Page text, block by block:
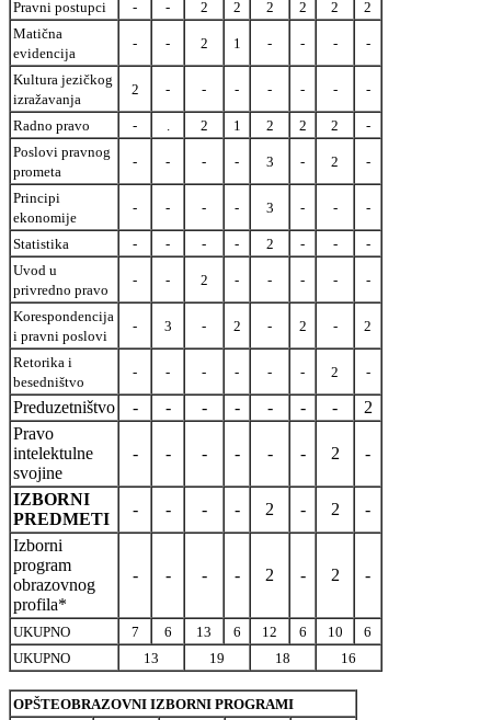
Pravni postupci - - 2 2 2 2 2
2
Matična
evidencija
- - 2 1 - - - -
Kultura jezičkog
izražavanja
2 - - - - - - -
Radno pravo - 2 1 2 2 2
-
Poslovi pravnog
prometa
- - - - 3 - 2 -
Principi
ekonomije
- - - - 3 - - -
Statistika - - - - 2 - -
-
Uvod u
privredno pravo
- - 2 - - - - -
Korespondencija
i pravni poslovi
- 3 - 2 - 2 - 2
Retorika i
besedništvo
- - - - - - 2 -
Preduzetništvo - - - - - - -
2
Pravo
intelektulne
svojine
- - - - - - 2 -
IZBORNI
PREDMETI
- - - - 2 - 2
-
Izborni
program
obrazovnog
profila*
- - - - 2 - 2 -
UKUPNO 7 6 13 6 12 6 10
6
UKUPNO
13 19 18 16
OPŠTEOBRAZOVNI IZBORNI PROGRAMI